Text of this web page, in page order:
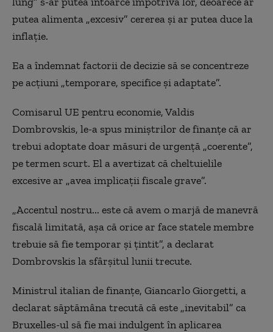
putea alimenta „excesiv” cererea și ar putea duce la
inflație.
Ea a îndemnat factorii de decizie să se concentreze
pe acțiuni „temporare, specifice și adaptate”.
Comisarul UE pentru economie, Valdis
Dombrovskis, le-a spus miniștrilor de finanțe că ar
trebui adoptate doar măsuri de urgență „coerente”,
pe termen scurt. El a avertizat că cheltuielile
excesive ar „avea implicații fiscale grave”.
„Accentul nostru... este că avem o marjă de manevră
fiscală limitată, așa că orice ar face statele membre
trebuie să fie temporar și țintit”, a declarat
Dombrovskis la sfârșitul lunii trecute.
Ministrul italian de finanțe, Giancarlo Giorgetti, a
declarat săptămâna trecută că este „inevitabil” ca
Bruxelles-ul să fie mai indulgent în aplicarea